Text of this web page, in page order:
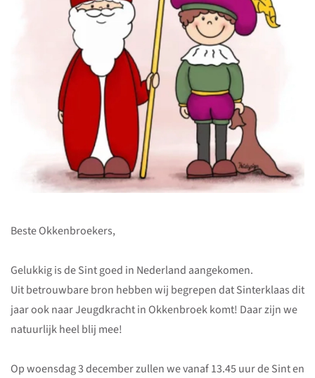
Beste Okkenbroekers,
Gelukkig is de Sint goed in Nederland aangekomen.
Uit betrouwbare bron hebben wij begrepen dat Sinterklaas dit
jaar ook naar Jeugdkracht in Okkenbroek komt! Daar zijn we
natuurlijk heel blij mee!
Op woensdag 3 december zullen we vanaf 13.45 uur de Sint en